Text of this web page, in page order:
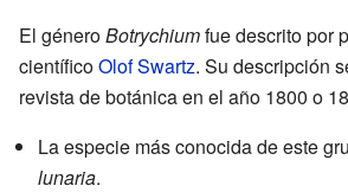
El géneroBotrychiumfue descrito por
científicoOlof Swartz. Su descripción
revista de botánica en el año 1800 o
La especie más conocida de este
lunaria.